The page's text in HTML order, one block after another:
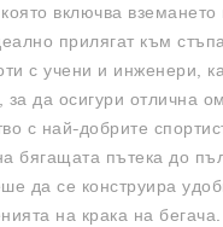
включва
прилягат към
с учени и инженери,
да осигури отлична
с най-добрите
бягащата пътека до
да се конструира
на крака на бегача.